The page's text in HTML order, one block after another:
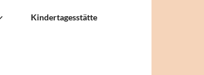
Kindertagesstätte